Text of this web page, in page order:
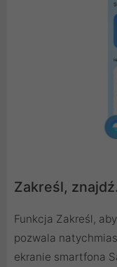
Zakreśl,
Funkcja Zakreśl,
pozwala
ekranie smartfona